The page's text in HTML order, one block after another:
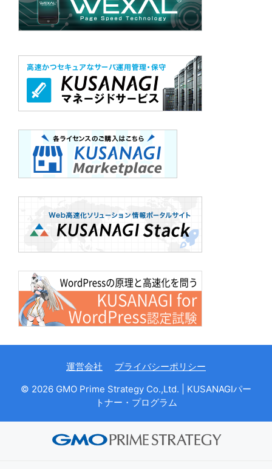
運営会社
プライバシーポリシー
© 2026 GMO Prime Strategy Co.,Ltd. | KUSANAGIパー
トナー・プログラム